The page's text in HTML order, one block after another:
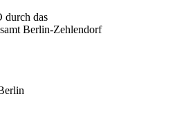
durch das
Berlin-Zehlendorf